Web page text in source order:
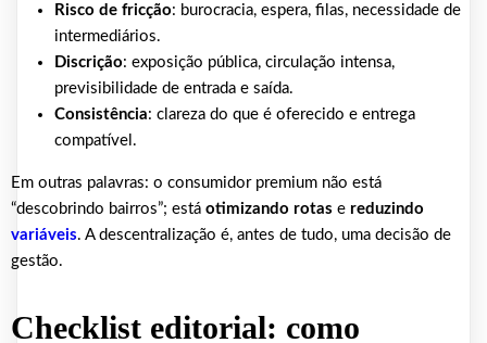
Risco de fricção: burocracia, espera, filas, necessidade de
intermediários.
Discrição: exposição pública, circulação intensa,
previsibilidade de entrada e saída.
Consistência: clareza do que é oferecido e entrega
compatível.
Em outras palavras: o consumidor premium não está
“descobrindo bairros”; está otimizando rotas e reduzindo
variáveis. A descentralização é, antes de tudo, uma decisão de
gestão.
Checklist editorial: como